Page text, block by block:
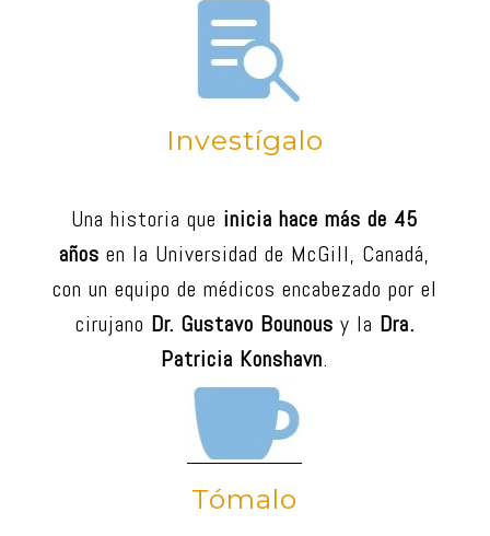
Investígalo
Una historia que inicia hace más de 45
años en la Universidad de McGill, Canadá,
con un equipo de médicos encabezado por el
cirujano Dr. Gustavo Bounous y la Dra.
Patricia Konshavn.
Tómalo